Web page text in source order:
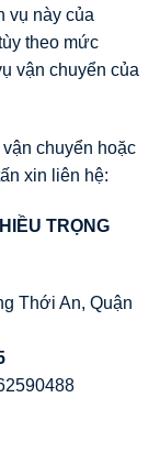
vụ này của
theo mức
vận chuyển của
chuyển hoặc
xin liên hệ:
ỀU TRỌNG
Thới An, Quận